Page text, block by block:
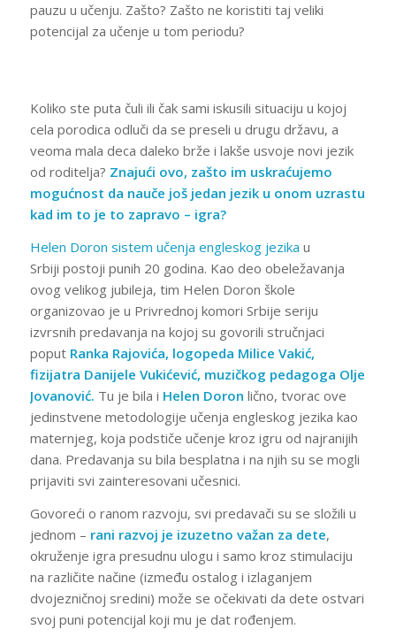
pauzu u učenju. Zašto? Zašto ne koristiti taj veliki
potencijal za učenje u tom periodu?
Koliko ste puta čuli ili čak sami iskusili situaciju u kojoj
cela porodica odluči da se preseli u drugu državu, a
veoma mala deca daleko brže i lakše usvoje novi jezik
od roditelja? Znajući ovo, zašto im uskraćujemo
mogućnost da nauče još jedan jezik u onom uzrastu
kad im to je to zapravo – igra?
Helen Doron sistem učenja engleskog jezika u
Srbiji postoji punih 20 godina. Kao deo obeležavanja
ovog velikog jubileja, tim Helen Doron škole
organizovao je u Privrednoj komori Srbije seriju
izvrsnih predavanja na kojoj su govorili stručnjaci
poput Ranka Rajovića, logopeda Milice Vakić,
fizijatra Danijele Vukićević, muzičkog pedagoga Olje
Jovanović. Tu je bila i Helen Doron lično, tvorac ove
jedinstvene metodologije učenja engleskog jezika kao
maternjeg, koja podstiče učenje kroz igru od najranijih
dana. Predavanja su bila besplatna i na njih su se mogli
prijaviti svi zainteresovani učesnici.
Govoreći o ranom razvoju, svi predavači su se složili u
jednom – rani razvoj je izuzetno važan za dete,
okruženje igra presudnu ulogu i samo kroz stimulaciju
na različite načine (između ostalog i izlaganjem
dvojezničnoj sredini) može se očekivati da dete ostvari
svoj puni potencijal koji mu je dat rođenjem.